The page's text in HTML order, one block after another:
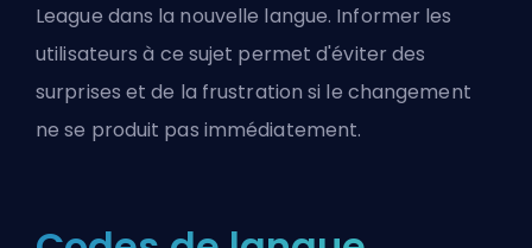
League dans la nouvelle langue. Informer les
utilisateurs à ce sujet permet d'éviter des
surprises et de la frustration si le changement
ne se produit pas immédiatement.